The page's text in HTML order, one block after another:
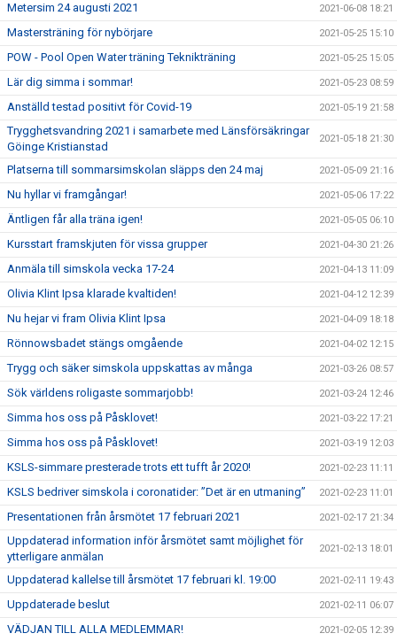
Metersim 24 augusti 2021 2021-06-08 18:21
Mastersträning för nybörjare 2021-05-25 15:10
POW - Pool Open Water träning Teknikträning 2021-05-25 15:05
Lär dig simma i sommar! 2021-05-23 08:59
Anställd testad positivt för Covid-19 2021-05-19 21:58
Trygghetsvandring 2021 i samarbete med Länsförsäkringar
Göinge Kristianstad
2021-05-18 21:30
Platserna till sommarsimskolan släpps den 24 maj 2021-05-09 21:16
Nu hyllar vi framgångar! 2021-05-06 17:22
Äntligen får alla träna igen! 2021-05-05 06:10
Kursstart framskjuten för vissa grupper 2021-04-30 21:26
Anmäla till simskola vecka 17-24 2021-04-13 11:09
Olivia Klint Ipsa klarade kvaltiden! 2021-04-12 12:39
Nu hejar vi fram Olivia Klint Ipsa 2021-04-09 18:18
Rönnowsbadet stängs omgående 2021-04-02 12:15
Trygg och säker simskola uppskattas av många 2021-03-26 08:57
Sök världens roligaste sommarjobb! 2021-03-24 12:46
Simma hos oss på Påsklovet! 2021-03-22 17:21
Simma hos oss på Påsklovet! 2021-03-19 12:03
KSLS-simmare presterade trots ett tufft år 2020! 2021-02-23 11:11
KSLS bedriver simskola i coronatider: ”Det är en utmaning” 2021-02-23 11:01
Presentationen från årsmötet 17 februari 2021 2021-02-17 21:34
Uppdaterad information inför årsmötet samt möjlighet för
ytterligare anmälan
2021-02-13 18:01
Uppdaterad kallelse till årsmötet 17 februari kl. 19:00 2021-02-11 19:43
Uppdaterade beslut 2021-02-11 06:07
VÄDJAN TILL ALLA MEDLEMMAR! 2021-02-05 12:39